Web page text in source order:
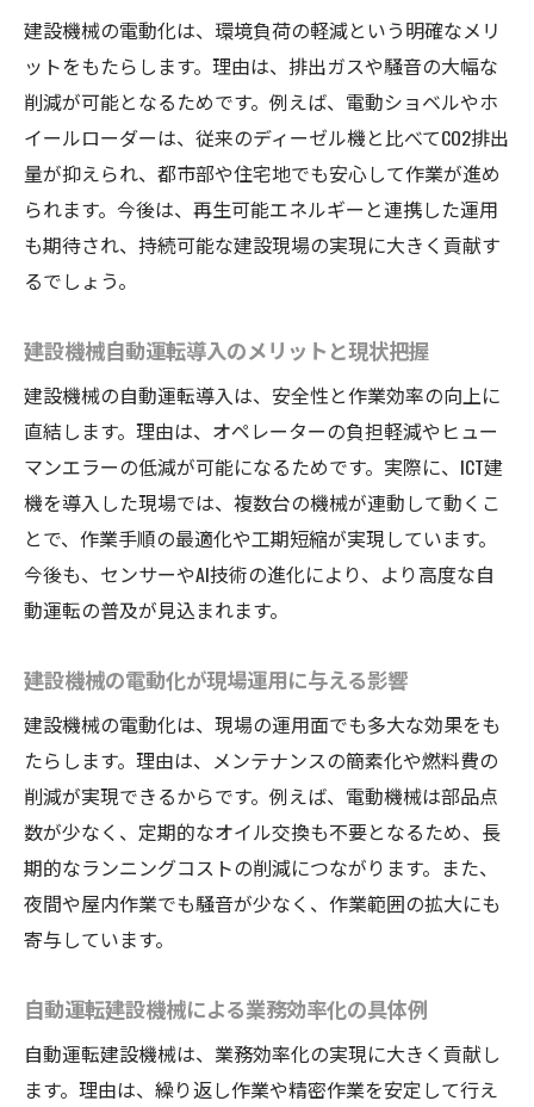
建設機械の電動化は、環境負荷の軽減という明確なメリ
ットをもたらします。理由は、排出ガスや騒音の大幅な
削減が可能となるためです。例えば、電動ショベルやホ
イールローダーは、従来のディーゼル機と比べてCO2排出
量が抑えられ、都市部や住宅地でも安心して作業が進め
られます。今後は、再生可能エネルギーと連携した運用
も期待され、持続可能な建設現場の実現に大きく貢献す
るでしょう。
建設機械自動運転導入のメリットと現状把握
建設機械の自動運転導入は、安全性と作業効率の向上に
直結します。理由は、オペレーターの負担軽減やヒュー
マンエラーの低減が可能になるためです。実際に、ICT建
機を導入した現場では、複数台の機械が連動して動くこ
とで、作業手順の最適化や工期短縮が実現しています。
今後も、センサーやAI技術の進化により、より高度な自
動運転の普及が見込まれます。
建設機械の電動化が現場運用に与える影響
建設機械の電動化は、現場の運用面でも多大な効果をも
たらします。理由は、メンテナンスの簡素化や燃料費の
削減が実現できるからです。例えば、電動機械は部品点
数が少なく、定期的なオイル交換も不要となるため、長
期的なランニングコストの削減につながります。また、
夜間や屋内作業でも騒音が少なく、作業範囲の拡大にも
寄与しています。
自動運転建設機械による業務効率化の具体例
自動運転建設機械は、業務効率化の実現に大きく貢献し
ます。理由は、繰り返し作業や精密作業を安定して行え